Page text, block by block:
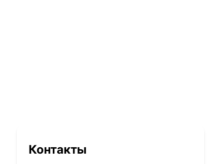
Контакты